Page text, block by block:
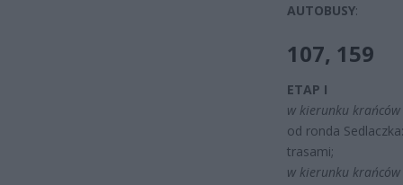
AUTOBUSY:
107, 159
ETAP I
w kierunku krańców
od ronda
trasami;
w kierunku krańców